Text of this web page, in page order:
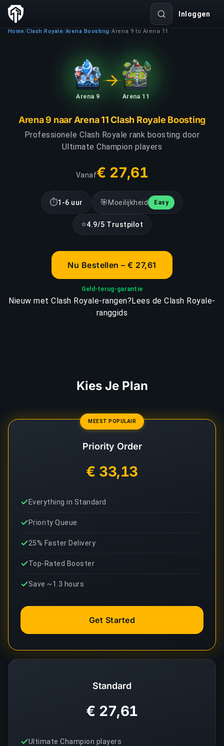
Inloggen
Home /Clash Royale/Arena Boosting /Arena 9 to Arena 11
Arena 9 Arena 11
Arena 9 naar Arena 11 Clash Royale Boosting
Professionele Clash Royale rank boosting door
Ultimate Champion players
Vanaf€ 27,61
⏱1-6 uur 🎯Moeilijkheid Easy
⭐4.9/5 Trustpilot
Nu Bestellen – € 27,61
Geld-terug-garantie
Nieuw met Clash Royale-rangen?Lees de Clash Royale-
ranggids
Kies Je Plan
Standard
€ 27,61
Ultimate Champion players
MEEST POPULAIR
Priority Order
€ 33,13
Everything in Standard
Priority Queue
25% Faster Delivery
Top-Rated Booster
Save ~1.3 hours
Get Started